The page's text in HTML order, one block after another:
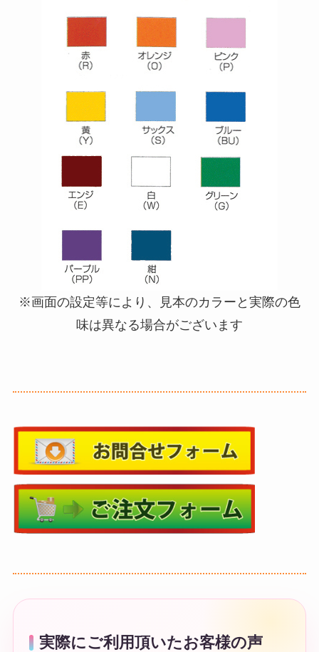
※画面の設定等により、見本のカラーと実際の色
味は異なる場合がございます
実際にご利用頂いたお客様の声